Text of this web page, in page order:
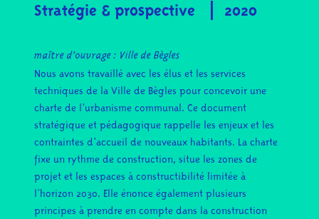
Stratégie & prospective 2020
maître d’ouvrage : Ville de Bègles
Nous avons travaillé avec les élus et les services
techniques de la Ville de Bègles pour concevoir une
charte de l’urbanisme communal. Ce document
stratégique et pédagogique rappelle les enjeux et les
contraintes d’accueil de nouveaux habitants. La charte
fixe un rythme de construction, situe les zones de
projet et les espaces à constructibilité limitée à
l’horizon 2030. Elle énonce également plusieurs
principes à prendre en compte dans la construction